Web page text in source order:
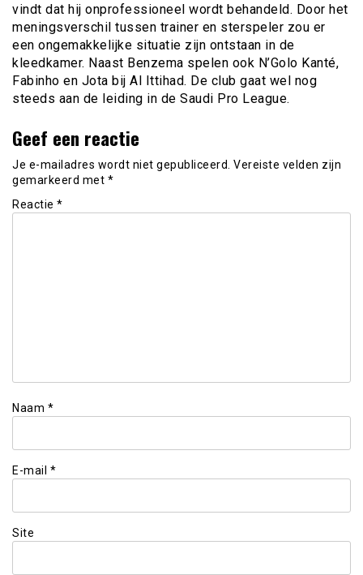
vindt dat hij onprofessioneel wordt behandeld. Door het
meningsverschil tussen trainer en sterspeler zou er
een ongemakkelijke situatie zijn ontstaan in de
kleedkamer. Naast Benzema spelen ook N’Golo Kanté,
Fabinho en Jota bij Al Ittihad. De club gaat wel nog
steeds aan de leiding in de Saudi Pro League.
Geef een reactie
Je e-mailadres wordt niet gepubliceerd. Vereiste velden zijn
gemarkeerd met *
Reactie *
Naam *
E-mail *
Site